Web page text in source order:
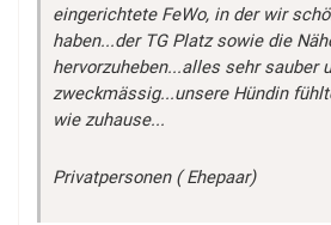
eingerichtete FeWo, in der wir
haben...der TG Platz sowie die
hervorzuheben...alles sehr sauber
zweckmässig...unsere Hündin
wie zuhause...
Privatpersonen ( Ehepaar)